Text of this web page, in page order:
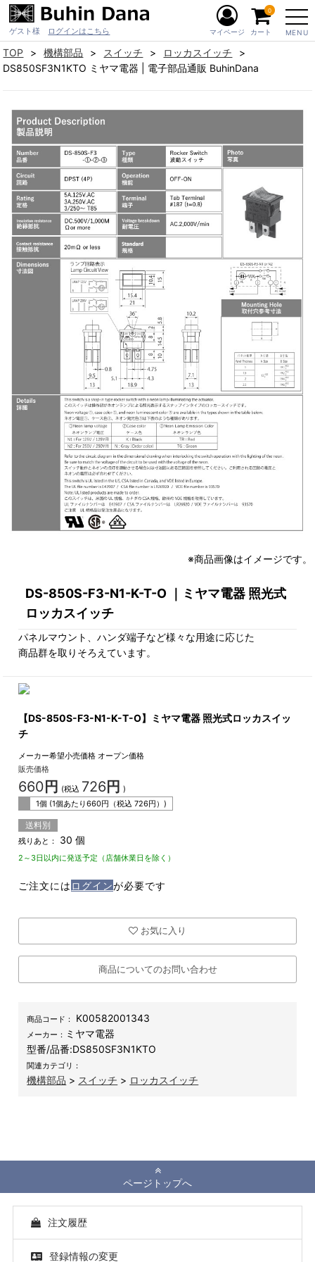
ゲスト様 ログインはこちら MENU
マイページ カート
0
TOP 機構部品 スイッチ
ロッカスイッチ
DS850SF3N1KTO ミヤマ電器 | 電子部品通販 BuhinDana
※商品画像はイメージです。
DS-850S-F3-N1-K-T-O ｜ミヤマ電器 照光式
ロッカスイッチ
パネルマウント、ハンダ端子など様々な用途に応じた
商品群を取りそろえています。
【DS-850S-F3-N1-K-T-O】ミヤマ電器 照光式ロッカスイッ
チ
メーカー希望小売価格 オープン価格
販売価格
660 円 (税込 726円 )
1個 (1個あたり660円（税込726円）)
送料別
残りあと： 30 個
2～3日以内に発送予定（店舗休業日を除く）
ご注文には ログインが必要です
お気に入り
商品についてのお問い合わせ
商品コード： K00582001343
メーカー： ミヤマ電器
型番/品番:DS850SF3N1KTO
関連カテゴリ：
機構部品 > スイッチ > ロッカスイッチ
ページトップへ
注文履歴
登録情報の変更